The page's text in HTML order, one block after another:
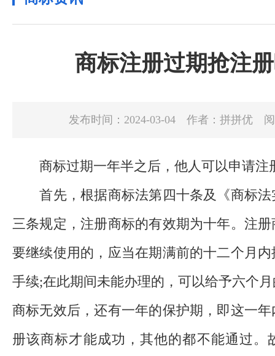
商标注册过期抢注
发布时间：2024-03-04 作者：拼拼优
商标过期一年半之后，他人可以申请注
首先，根据商标法第四十条及《商标法
三条规定，注册商标的有效期为十年。注
要继续使用的，应当在期满前的十二个月
手续;在此期间未能办理的，可以给予六个
商标无效后，还有一年的保护期，即这一
册该商标才能成功，其他的都不能通过。